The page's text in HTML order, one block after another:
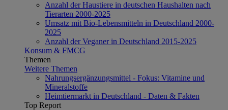
Anzahl der Haustiere in deutschen Haushalten nach
Tierarten 2000-2025
Umsatz mit Bio-Lebensmitteln in Deutschland 2000-
2025
Anzahl der Veganer in Deutschland 2015-2025
Konsum & FMCG
Themen
Weitere Themen
Nahrungsergänzungsmittel - Fokus: Vitamine und
Mineralstoffe
Heimtiermarkt in Deutschland - Daten & Fakten
Top Report